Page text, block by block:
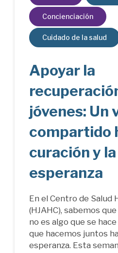
Concienciación
Cuidado de la salud
Apoyar la
jóvenes: Un
compartido
curación y la
esperanza
En el Centro de Salud
(HJAHC), sabemos
no es algo que se
que hacemos juntos
esperanza. Esta